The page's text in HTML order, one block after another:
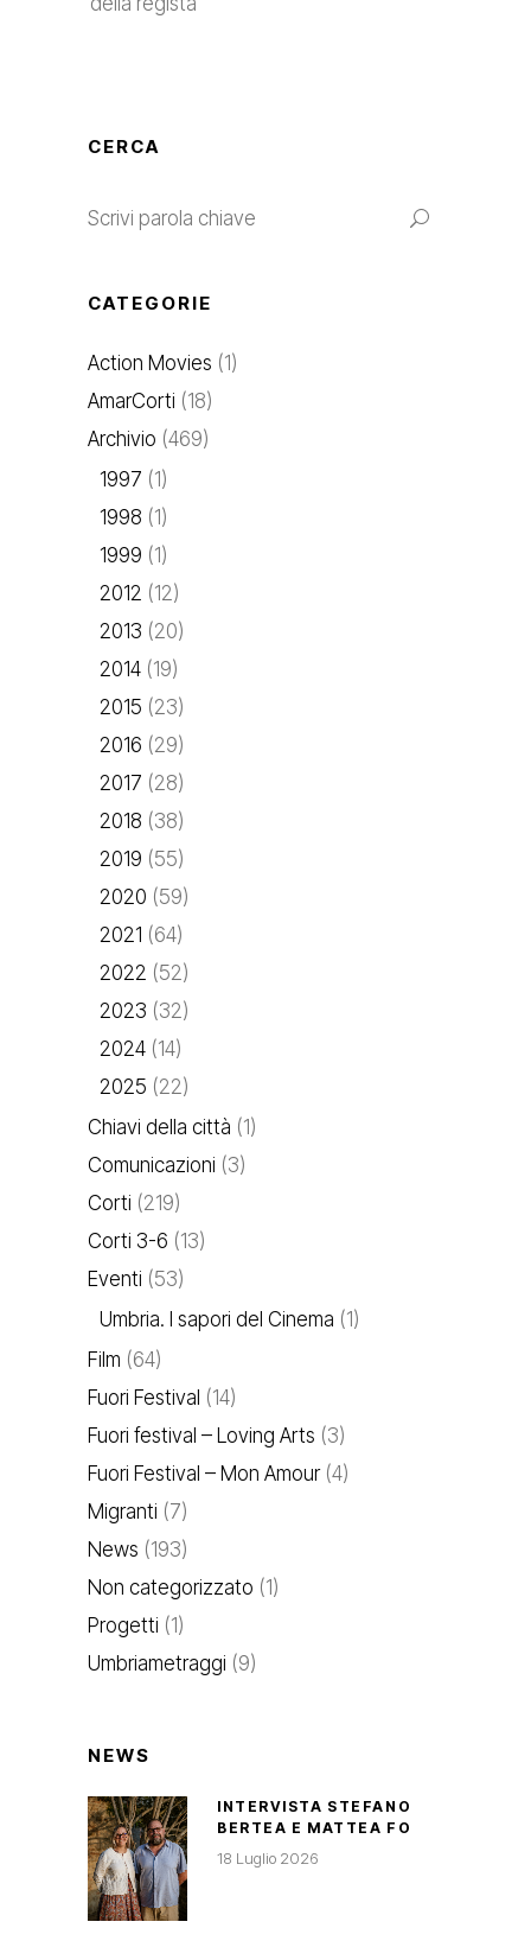
CERCA
CATEGORIE
Action Movies (1)
AmarCorti (18)
Archivio (469)
1997 (1)
1998 (1)
1999 (1)
2012 (12)
2013 (20)
2014 (19)
2015 (23)
2016 (29)
2017 (28)
2018 (38)
2019 (55)
2020 (59)
2021 (64)
2022 (52)
2023 (32)
2024 (14)
2025 (22)
Chiavi della città (1)
Comunicazioni (3)
Corti (219)
Corti 3-6 (13)
Eventi (53)
Umbria. I sapori del Cinema (1)
Film (64)
Fuori Festival (14)
Fuori festival – Loving Arts (3)
Fuori Festival – Mon Amour(4)
Migranti (7)
News (193)
Non categorizzato (1)
Progetti (1)
Umbriametraggi (9)
NEWS
INTERVISTA STEFANO
BERTEA E MATTEA FO
18 Luglio 2026